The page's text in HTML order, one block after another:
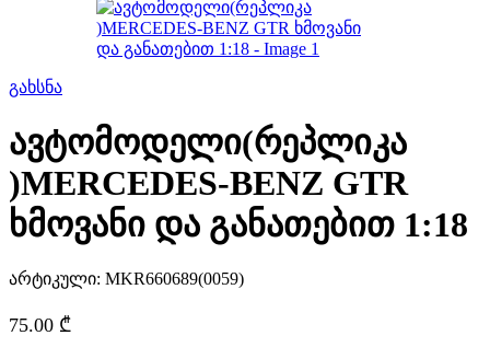
გახსნა
ავტომოდელი(რეპლიკა
)MERCEDES-BENZ GTR
ხმოვანი და განათებით 1:18
არტიკული: MKR660689(0059)
75.00 ₾